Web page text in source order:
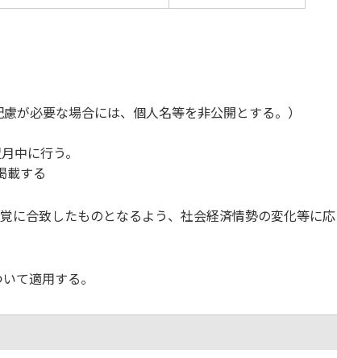
必要な場合には、個人名等を非公開とする。）
中に行う。
載する
に合致したものとなるよう、社会経済情勢の変化等に
て適用する。